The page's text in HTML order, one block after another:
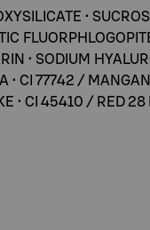
•
• SODIUM
• CI 77742 /
• CI 45410 / RED 28